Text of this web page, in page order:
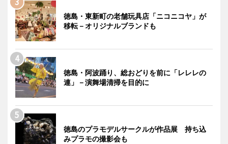
徳島・東新町の老舗玩具店「ニコニコヤ」が
移転－オリジナルブランドも
徳島・阿波踊り、総おどりを前に「レレレの
連」－演舞場清掃を目的に
徳島のプラモデルサークルが作品展 持ち込
みプラモの撮影会も